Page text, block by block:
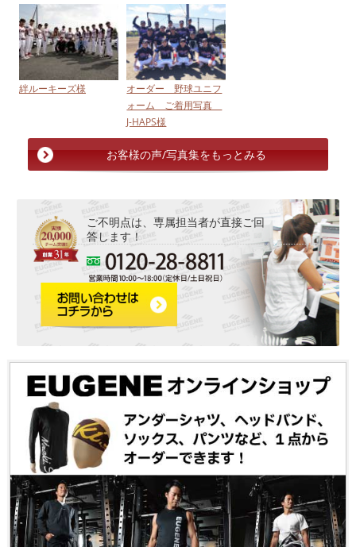
絆ルーキーズ様
オーダー 野球ユニフ
ォーム ご着用写真
J-HAPS様
お客様の声/写真集をもっとみる
ご不明点は、専属担当者が直接ご回
答します！